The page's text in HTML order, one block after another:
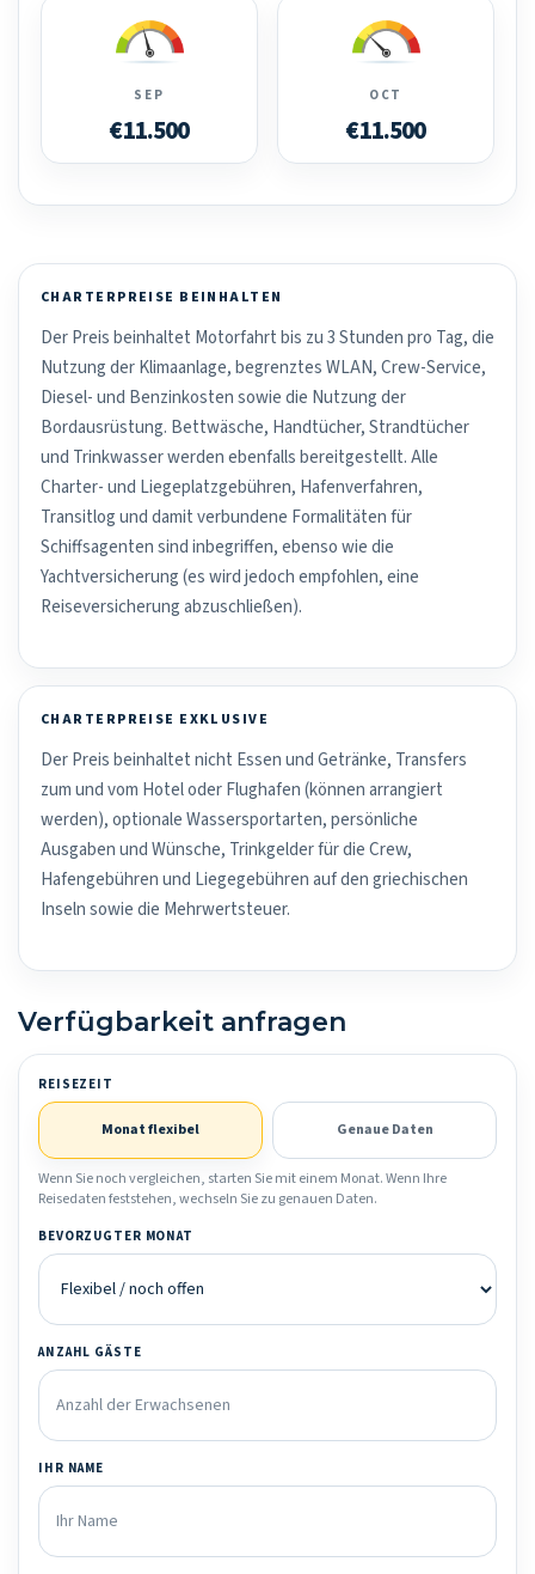
SEP
€11.500
OCT
€11.500
CHARTERPREISE BEINHALTEN
Der Preis beinhaltet Motorfahrt bis zu 3 Stunden pro Tag, die
Nutzung der Klimaanlage, begrenztes WLAN, Crew-Service,
Diesel- und Benzinkosten sowie die Nutzung der
Bordausrüstung. Bettwäsche, Handtücher, Strandtücher
und Trinkwasser werden ebenfalls bereitgestellt. Alle
Charter- und Liegeplatzgebühren, Hafenverfahren,
Transitlog und damit verbundene Formalitäten für
Schiffsagenten sind inbegriffen, ebenso wie die
Yachtversicherung (es wird jedoch empfohlen, eine
Reiseversicherung abzuschließen).
CHARTERPREISE EXKLUSIVE
Der Preis beinhaltet nicht Essen und Getränke, Transfers
zum und vom Hotel oder Flughafen (können arrangiert
werden), optionale Wassersportarten, persönliche
Ausgaben und Wünsche, Trinkgelder für die Crew,
Hafengebühren und Liegegebühren auf den griechischen
Inseln sowie die Mehrwertsteuer.
Verfügbarkeit anfragen
REISEZEIT
Monat flexibel Genaue Daten
Wenn Sie noch vergleichen, starten Sie mit einem Monat. Wenn Ihre
Reisedaten feststehen, wechseln Sie zu genauen Daten.
BEVORZUGTER MONAT
ANZAHL GÄSTE
IHR NAME